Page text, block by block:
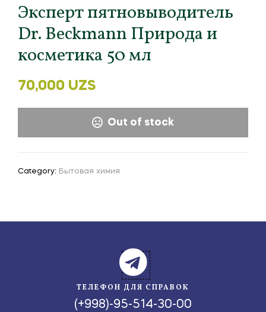
Эксперт пятновыводитель
Dr. Beckmann Природа и
косметика 50 мл
70,000 UZS
Out of stock
Category: Бытовая химия
ТЕЛЕФОН ДЛЯ СПРАВОК
(+998)-95-514-30-00